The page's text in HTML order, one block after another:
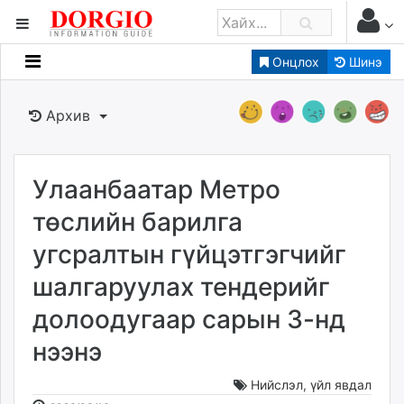
Онцлох Шинэ
Мэдээллийн
Банк санхүү
Бизнес ААН
Төрийн
dorgio.mn
Gogo.mn
news.mn
zindaa.mn
tovch.mn
Архив
Улаанбаатар Метро
төслийн барилга
угсралтын гүйцэтгэгчийг
шалгаруулах тендерийг
долоодугаар сарын 3-нд
нээнэ
Нийслэл, үйл явдал